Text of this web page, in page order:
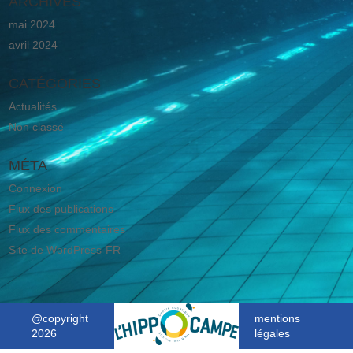
mai 2024
avril 2024
CATÉGORIES
Actualités
Non classé
MÉTA
Connexion
Flux des publications
Flux des commentaires
Site de WordPress-FR
@copyright
2026
mentions
légales